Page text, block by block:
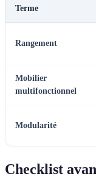
Terme
Rangement
Mobilier
multifonctionnel
Modularité
Checklist